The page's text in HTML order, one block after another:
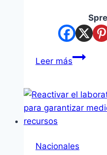
Leer másCaja
lamenta
que
avance
Nacionales